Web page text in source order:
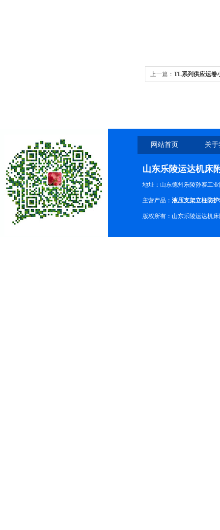
上一篇： TL系列供应运卷
网站首页 关
山东乐陵运达机床
地址：山东德州乐陵孙寨工
主营产品： 液压支架立柱防
版权所有：山东乐陵运达机